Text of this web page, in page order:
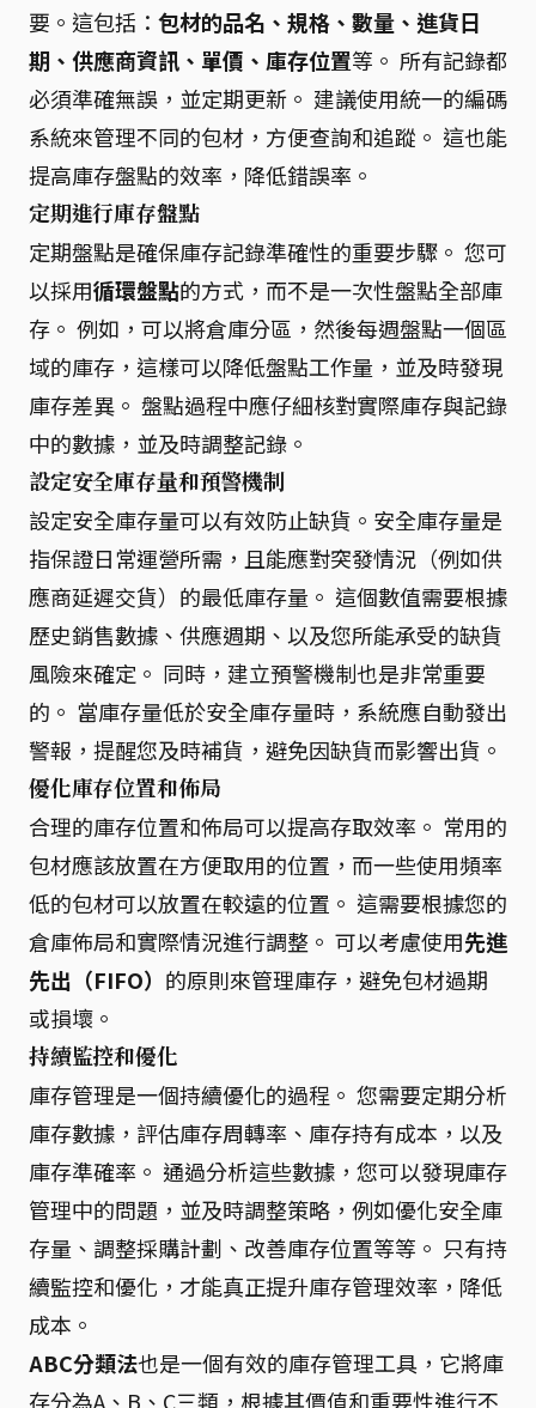
要。這包括： 包材的品名、規格、數量、進貨日
期、供應商資訊、單價、庫存位置等。 所有記錄都
必須準確無誤，並定期更新。 建議使用統一的編碼
系統來管理不同的包材，方便查詢和追蹤。 這也能
提高庫存盤點的效率，降低錯誤率。
定期進行庫存盤點
定期盤點是確保庫存記錄準確性的重要步驟。 您可
以採用循環盤點的方式，而不是一次性盤點全部庫
存。 例如，可以將倉庫分區，然後每週盤點一個區
域的庫存，這樣可以降低盤點工作量，並及時發現
庫存差異。 盤點過程中應仔細核對實際庫存與記錄
中的數據，並及時調整記錄。
設定安全庫存量和預警機制
設定安全庫存量可以有效防止缺貨。安全庫存量是
指保證日常運營所需，且能應對突發情況（例如供
應商延遲交貨）的最低庫存量。 這個數值需要根據
歷史銷售數據、供應週期、以及您所能承受的缺貨
風險來確定。 同時，建立預警機制也是非常重要
的。 當庫存量低於安全庫存量時，系統應自動發出
警報，提醒您及時補貨，避免因缺貨而影響出貨。
優化庫存位置和佈局
合理的庫存位置和佈局可以提高存取效率。 常用的
包材應該放置在方便取用的位置，而一些使用頻率
低的包材可以放置在較遠的位置。 這需要根據您的
倉庫佈局和實際情況進行調整。 可以考慮使用先進
先出（FIFO） 的原則來管理庫存，避免包材過期
或損壞。
持續監控和優化
庫存管理是一個持續優化的過程。 您需要定期分析
庫存數據，評估庫存周轉率、庫存持有成本，以及
庫存準確率。 通過分析這些數據，您可以發現庫存
管理中的問題，並及時調整策略，例如優化安全庫
存量、調整採購計劃、改善庫存位置等等。 只有持
續監控和優化，才能真正提升庫存管理效率，降低
成本。
ABC分類法也是一個有效的庫存管理工具，它將庫
存分為A、B、C三類，根據其價值和重要性進行不